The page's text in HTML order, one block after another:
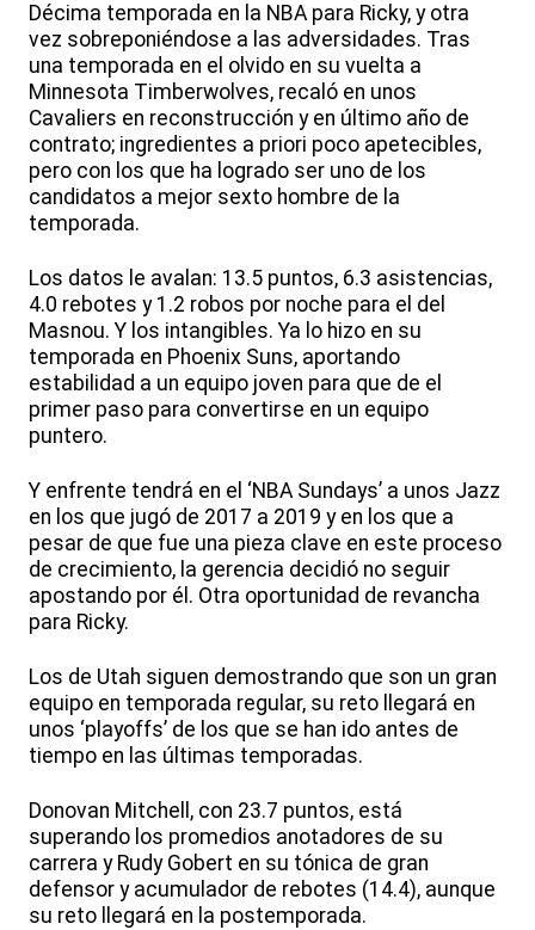
Décima temporada en la NBA para Ricky, y otra
vez sobreponiéndose a las adversidades. Tras
una temporada en el olvido en su vuelta a
Minnesota Timberwolves, recaló en unos
Cavaliers en reconstrucción y en último año de
contrato; ingredientes a priori poco apetecibles,
pero con los que ha logrado ser uno de los
candidatos a mejor sexto hombre de la
temporada.
Los datos le avalan: 13.5 puntos, 6.3 asistencias,
4.0 rebotes y 1.2 robos por noche para el del
Masnou. Y los intangibles. Ya lo hizo en su
temporada en Phoenix Suns, aportando
estabilidad a un equipo joven para que de el
primer paso para convertirse en un equipo
puntero.
Y enfrente tendrá en el ‘NBA Sundays’ a unos Jazz
en los que jugó de 2017 a 2019 y en los que a
pesar de que fue una pieza clave en este proceso
de crecimiento, la gerencia decidió no seguir
apostando por él. Otra oportunidad de revancha
para Ricky.
Los de Utah siguen demostrando que son un gran
equipo en temporada regular, su reto llegará en
unos ‘playoffs’ de los que se han ido antes de
tiempo en las últimas temporadas.
Donovan Mitchell, con 23.7 puntos, está
superando los promedios anotadores de su
carrera y Rudy Gobert en su tónica de gran
defensor y acumulador de rebotes (14.4), aunque
su reto llegará en la postemporada.